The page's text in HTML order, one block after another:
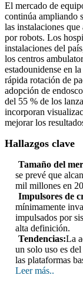
El mercado de
continúa ampliando
las instalaciones
por robots. Los
instalaciones del
los centros
estadounidense en
rápida rotación de
adopción de
del 55 % de los
incorporan
mejorar los
Hallazgos clave
Tamaño del
se prevé que
mil millones en
Impulsores de
mínimamente
impulsados ​​por
alta definición.
Tendencias:La
un solo uso es
las plataformas
Leer más..